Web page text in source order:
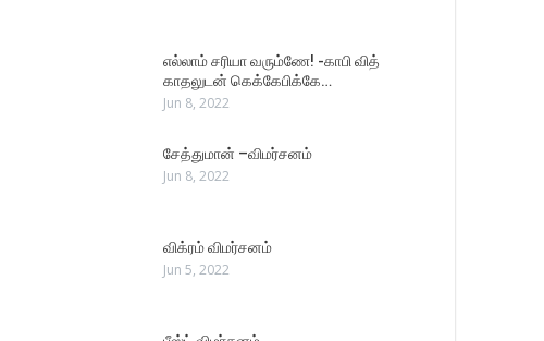
எல்லாம் சரியா வரும்ணே! -காபி வித்
காதலுடன் கெக்கேபிக்கே…
Jun 8, 2022
சேத்துமான் –விமர்சனம்
Jun 8, 2022
விக்ரம் விமர்சனம்
Jun 5, 2022